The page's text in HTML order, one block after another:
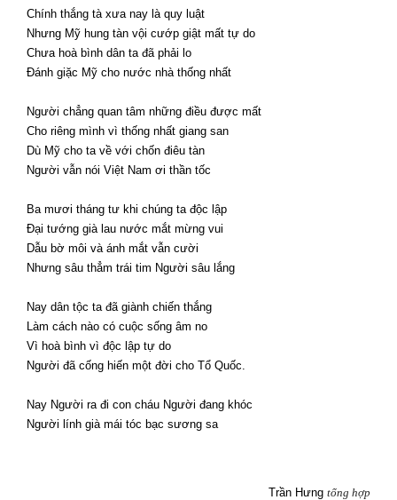
Chính thắng tà xưa nay là quy luật
Nhưng Mỹ hung tàn vội cướp giật mất tự do
Chưa hoà bình dân ta đã phải lo
Đánh giặc Mỹ cho nước nhà thống nhất
Người chẳng quan tâm những điều được mất
Cho riêng mình vì thống nhất giang san
Dù Mỹ cho ta về với chốn điêu tàn
Người vẫn nói Việt Nam ơi thần tốc
Ba mươi tháng tư khi chúng ta độc lập
Đại tướng già lau nước mắt mừng vui
Dẫu bờ môi và ánh mắt vẫn cười
Nhưng sâu thẳm trái tim Người sâu lắng
Nay dân tộc ta đã giành chiến thắng
Làm cách nào có cuộc sống âm no
Vì hoà bình vì độc lập tự do
Người đã cống hiến một đời cho Tổ Quốc.
Nay Người ra đi con cháu Người đang khóc
Người lính già mái tóc bạc sương sa
Trần Hưng tổng hợp